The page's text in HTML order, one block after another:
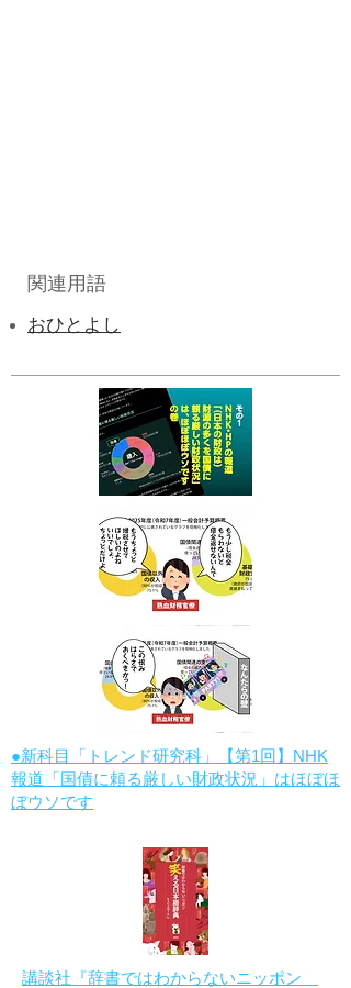
関連用語
おひとよし
●新科目「トレンド研究科」【第1回】NHK
報道「国債に頼る厳しい財政状況」はほぼほ
ぼウソです
講談社『辞書ではわからないニッポン